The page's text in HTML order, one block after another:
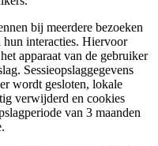
bij meerdere bezoeken
interacties. Hiervoor
apparaat van de gebruiker
Sessieopslaggegevens
wordt gesloten, lokale
verwijderd en cookies
van 3 maanden